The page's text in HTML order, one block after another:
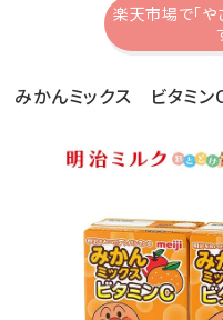
楽天市場で「や
みかんミックス ビタミン